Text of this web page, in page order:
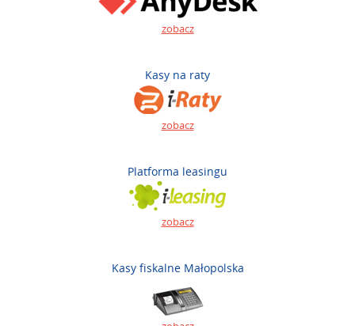
zobacz
Kasy na raty
zobacz
Platforma leasingu
zobacz
Kasy fiskalne Małopolska